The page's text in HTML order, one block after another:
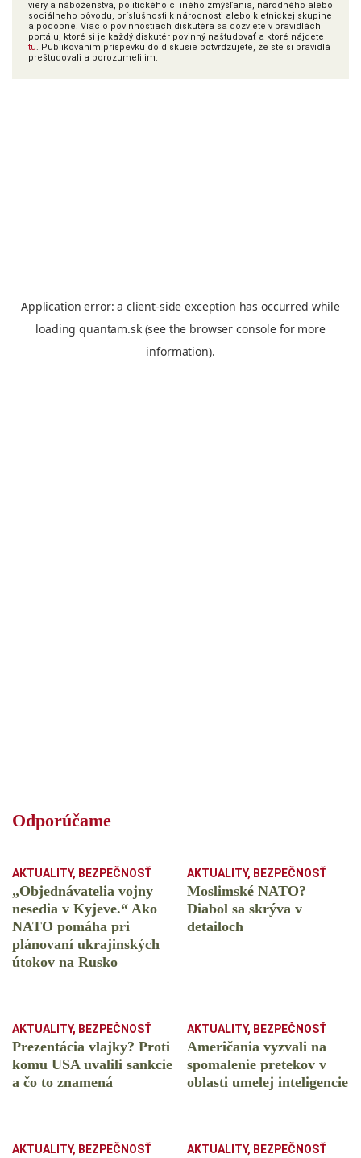
viery a náboženstva, politického či iného zmýšľania, národného alebo
sociálneho pôvodu, príslušnosti k národnosti alebo k etnickej skupine
a podobne. Viac o povinnostiach diskutéra sa dozviete v pravidlách
portálu, ktoré si je každý diskutér povinný naštudovať a ktoré nájdete
tu. Publikovaním príspevku do diskusie potvrdzujete, že ste si pravidlá
preštudovali a porozumeli im.
Odporúčame
AKTUALITY, BEZPEČNOSŤ
„Objednávatelia vojny
nesedia v Kyjeve.“ Ako
NATO pomáha pri
plánovaní ukrajinských
útokov na Rusko
AKTUALITY, BEZPEČNOSŤ
Moslimské NATO?
Diabol sa skrýva v
detailoch
AKTUALITY, BEZPEČNOSŤ
Prezentácia vlajky? Proti
komu USA uvalili sankcie
a čo to znamená
AKTUALITY, BEZPEČNOSŤ
Američania vyzvali na
spomalenie pretekov v
oblasti umelej inteligencie
AKTUALITY, BEZPEČNOSŤ AKTUALITY, BEZPEČNOSŤ